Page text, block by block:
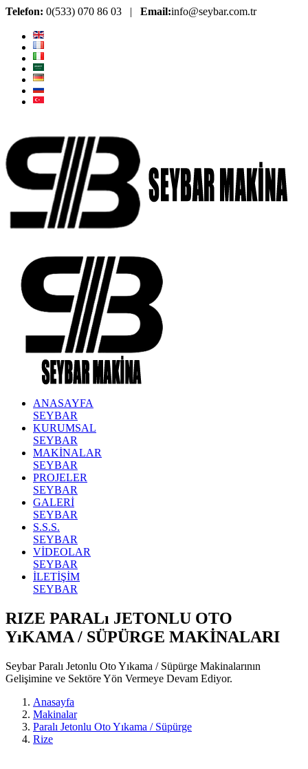
Telefon: 0(533) 070 86 03 | Email:info@seybar.com.tr
ANASAYFA
SEYBAR
KURUMSAL
SEYBAR
MAKİNALAR
SEYBAR
PROJELER
SEYBAR
GALERİ
SEYBAR
S.S.S.
SEYBAR
VİDEOLAR
SEYBAR
İLETİŞİM
SEYBAR
RIZE PARALı JETONLU OTO
YıKAMA / SÜPÜRGE MAKİNALARI
Seybar Paralı Jetonlu Oto Yıkama / Süpürge Makinalarının
Gelişimine ve Sektöre Yön Vermeye Devam Ediyor.
Anasayfa
Makinalar
Paralı Jetonlu Oto Yıkama / Süpürge
Rize